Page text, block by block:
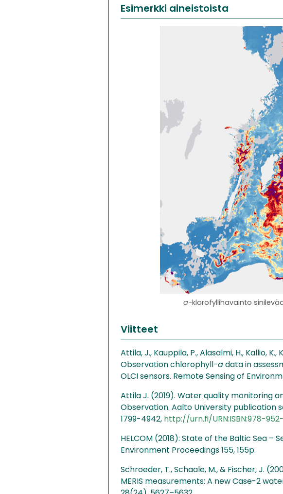
Esimerkki aineistoista
a-klorofyllihavainto
Viitteet
Attila, J., Kauppila, P., Alasalmi, H., Kallio,
Observation chlorophyll-adata in
OLCI sensors. Remote Sensing of
Attila J. (2019). Water quality monitoring
Observation. Aalto University publication
1799-4942, http://urn.fi/URN:ISBN:978-
HELCOM (2018): State of the Baltic Sea –
Environment Proceedings 155, 155p.
Schroeder, T., Schaale, M., & Fischer, J.
MERIS measurements: A new Case-2